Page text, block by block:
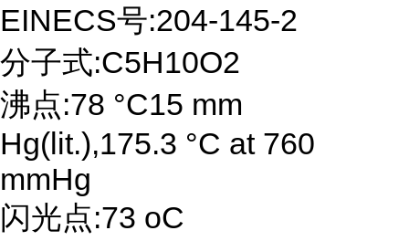
EINECS号:204-145-2
分子式:C5H10O2
沸点:78 °C15 mm
Hg(lit.),175.3 °C at 760
mmHg
闪光点:73 oC